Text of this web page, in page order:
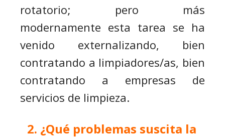
rotatorio; pero más
modernamente esta tarea se ha
venido externalizando, bien
contratando a limpiadores/as, bien
contratando a empresas de
servicios de limpieza.
¿Qué problemas suscita la